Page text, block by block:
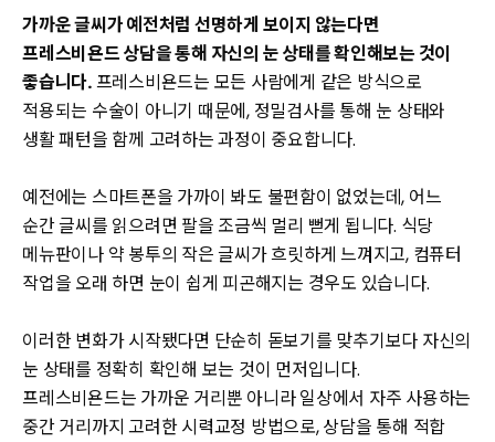
가까운 글씨가 예전처럼 선명하게 보이지 않는다면
프레스비욘드 상담을 통해 자신의 눈 상태를 확인해보는 것이
좋습니다.프레스비욘드는 모든 사람에게 같은 방식으로
적용되는 수술이 아니기 때문에, 정밀검사를 통해 눈 상태와
생활 패턴을 함께 고려하는 과정이 중요합니다.
예전에는 스마트폰을 가까이 봐도 불편함이 없었는데, 어느
순간 글씨를 읽으려면 팔을 조금씩 멀리 뻗게 됩니다. 식당
메뉴판이나 약 봉투의 작은 글씨가 흐릿하게 느껴지고, 컴퓨터
작업을 오래 하면 눈이 쉽게 피곤해지는 경우도 있습니다.
이러한 변화가 시작됐다면 단순히 돋보기를 맞추기보다 자신의
눈 상태를 정확히 확인해 보는 것이 먼저입니다.
프레스비욘드는 가까운 거리뿐 아니라 일상에서 자주 사용하는
중간 거리까지 고려한 시력교정 방법으로, 상담을 통해 적합